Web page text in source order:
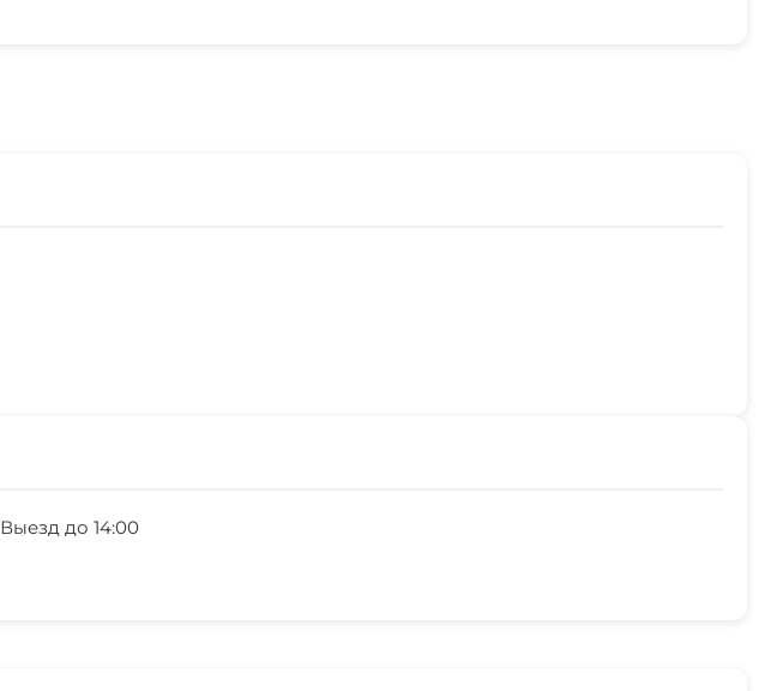
Выезд до 14:00